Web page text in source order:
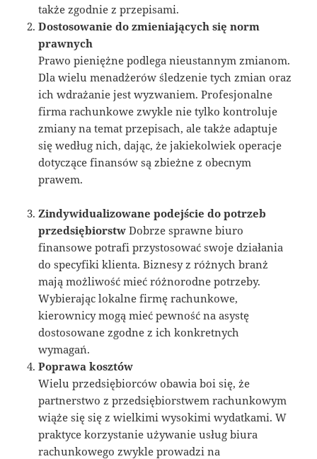
także zgodnie z przepisami.
Dostosowanie do zmieniających się norm
prawnych
Prawo pieniężne podlega nieustannym zmianom.
Dla wielu menadżerów śledzenie tych zmian oraz
ich wdrażanie jest wyzwaniem. Profesjonalne
firma rachunkowe zwykle nie tylko kontroluje
zmiany na temat przepisach, ale także adaptuje
się według nich, dając, że jakiekolwiek operacje
dotyczące finansów są zbieżne z obecnym
prawem.
Zindywidualizowane podejście do potrzeb
przedsiębiorstwDobrze sprawne biuro
finansowe potrafi przystosować swoje działania
do specyfiki klienta. Biznesy z różnych branż
mają możliwość mieć różnorodne potrzeby.
Wybierając lokalne firmę rachunkowe,
kierownicy mogą mieć pewność na asystę
dostosowane zgodne z ich konkretnych
wymagań.
Poprawa kosztów
Wielu przedsiębiorców obawia boi się, że
partnerstwo z przedsiębiorstwem rachunkowym
wiąże się się z wielkimi wysokimi wydatkami. W
praktyce korzystanie używanie usług biura
rachunkowego zwykle prowadzi na